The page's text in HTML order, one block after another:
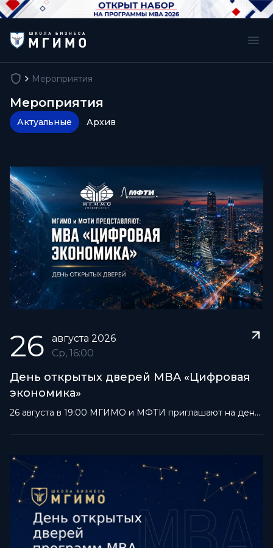
Мероприятия
Мероприятия
Актуальные Архив
26 августа 2026
Ср, 16:00
День открытых дверей MBA «Цифровая
экономика»
26 августа в 19:00 МГИМО и МФТИ приглашают на день